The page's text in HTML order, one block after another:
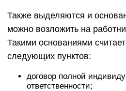
Также выделяются и
можно возложить на
Такими основаниями
следующих пунктов:
договор полной
ответственности;